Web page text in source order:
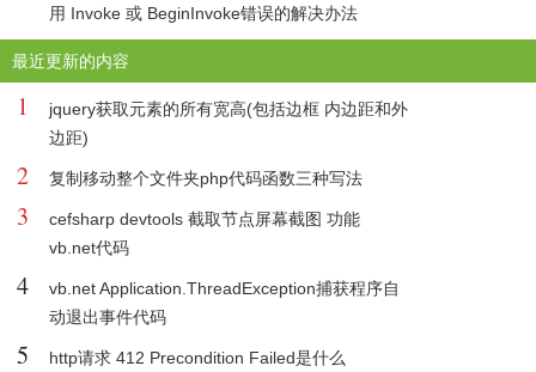
用 Invoke 或 BeginInvoke错误的解决办法
最近更新的内容
1
jquery获取元素的所有宽高(包括边框 内边距和外
边距)
2 复制移动整个文件夹php代码函数三种写法
3
cefsharp devtools 截取节点屏幕截图 功能
vb.net代码
4
vb.net Application.ThreadException捕获程序自
动退出事件代码
5 http请求 412 Precondition Failed是什么